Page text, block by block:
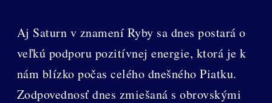
Aj Saturn v znamení Ryby sa dnes postará o
veľkú podporu pozitívnej energie, ktorá je k
nám blízko počas celého dnešného Piatku.
Zodpovednosť dnes zmiešaná s obrovskými